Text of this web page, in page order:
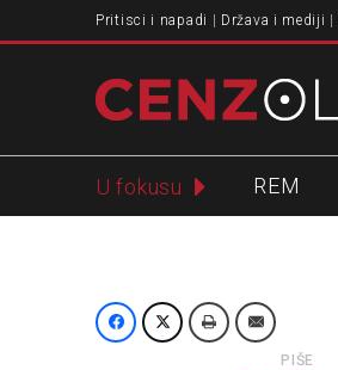
Pritisci i napadi Država i mediji
U fokusu REM
PIŠE